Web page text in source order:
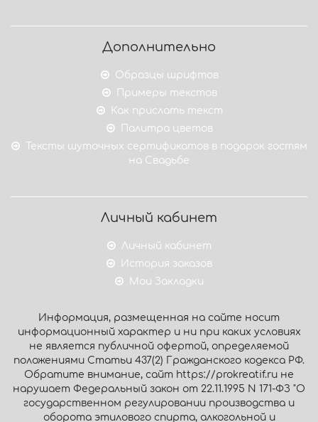
Дополнительно
Образцы шрифтов
Примеры текстов
Как прислать текст
Палитра цветов
Тексты шуточных сертификатов в подарок гостям
на Свадьбе
Личный кабинет
Личный кабинет
История заказов
Мои Закладки
Информация, размещенная на сайте носит
информационный характер и ни при каких условиях
не является публичной офертой, определяемой
положениями Статьи 437(2) Гражданского кодекса РФ.
Обратите внимание, сайт https://prokreatif.ru не
нарушает Федеральный закон от 22.11.1995 N 171-ФЗ "О
государственном регулировании производства и
оборота этилового спирта, алкогольной и